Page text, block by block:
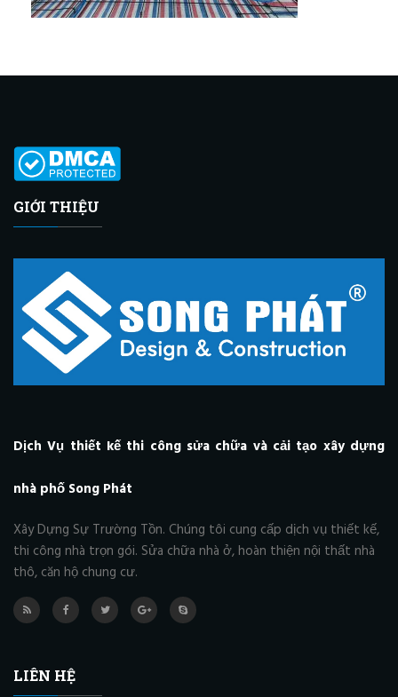
GIỚI THIỆU
Dịch Vụ thiết kế thi công sửa chữa và cải tạo xây dựng
nhà phố Song Phát
Xây Dựng Sự Trường Tồn. Chúng tôi cung cấp dịch vụ thiết kế,
thi công nhà trọn gói. Sửa chữa nhà ở, hoàn thiện nội thất nhà
thô, căn hộ chung cư.
LIÊN HỆ